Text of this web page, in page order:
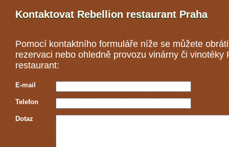
Kontaktovat Rebellion restaurant Praha
Pomocí kontaktního formuláře níže se můžete
rezervaci nebo ohledně provozu vinárny či vinotéky
restaurant:
E-mail
Telefon
Dotaz